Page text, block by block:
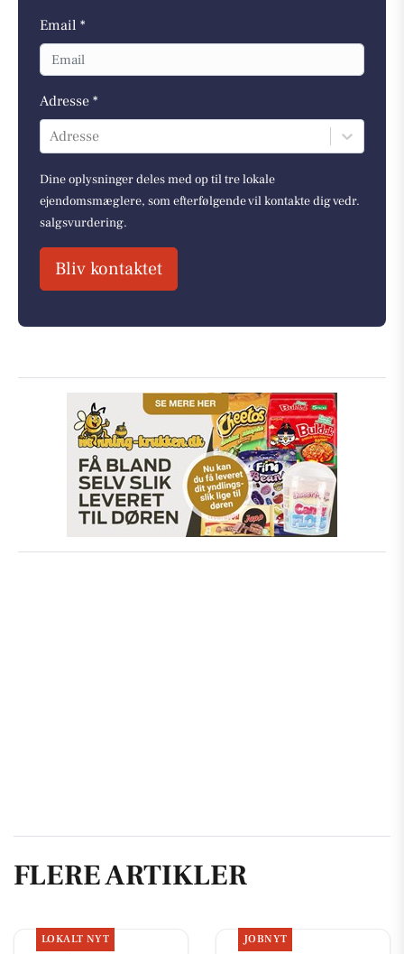
Email *
Adresse *
Adresse
Dine oplysninger deles med op til tre lokale
ejendomsmæglere, som efterfølgende vil kontakte dig vedr.
salgsvurdering.
Bliv kontaktet
FLERE ARTIKLER
LOKALT NYT JOBNYT